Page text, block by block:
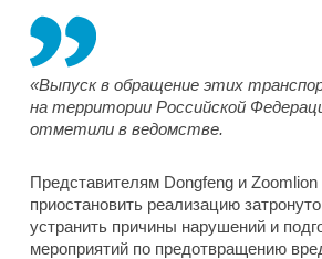
«Выпуск в обращение этих
на территории Российской
отметили в ведомстве.
Представителям Dongfeng и Zoomlion
приостановить реализацию
устранить причины нарушений и
мероприятий по предотвращению